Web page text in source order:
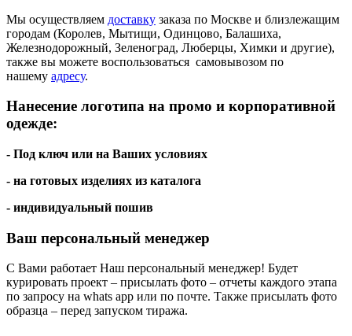
Мы осуществляем доставку заказа по Москве и близлежащим
городам (Королев, Мытищи, Одинцово, Балашиха,
Железнодорожный, Зеленоград, Люберцы, Химки и другие),
также вы можете воспользоваться самовывозом по
нашему адресу.
Нанесение логотипа на промо и корпоративной
одежде:
- Под ключ или на Ваших условиях
- на готовых изделиях из каталога
- индивидуальный пошив
Ваш персональный менеджер
С Вами работает Наш персональный менеджер! Будет
курировать проект – присылать фото – отчеты каждого этапа
по запросу на whats app или по почте. Также присылать фото
образца – перед запуском тиража.